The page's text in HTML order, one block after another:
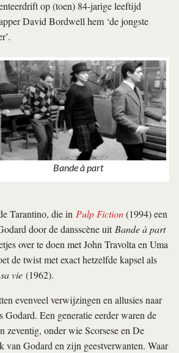
op (toen) 84-jarige leeftijd
David Bordwell hem ‘de jongste
Bande à part
Tarantino, die in Pulp Fiction(1994) een
door de dansscène uit Bande à part
over te doen met John Travolta en Uma
de twist met exact hetzelfde kapsel als
vie (1962).
evenveel verwijzingen en allusies naar
Godard. Een generatie eerder waren de
zeventig, onder wie Scorsese en De
van Godard en zijn geestverwanten. Waar